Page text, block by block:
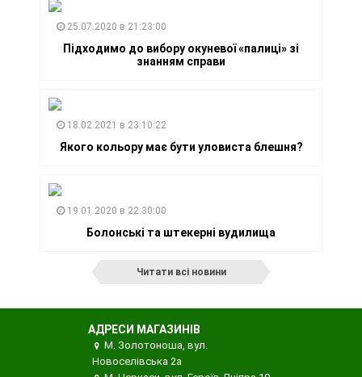
25.07.2020 в 21:23:00
Підходимо до вибору окуневої «палиці» зі
знанням справи
18.02.2021 в 23:10:22
Якого кольору має бути уловиста блешня?
19.01.2020 в 22:30:00
Болонські та штекерні вудилища
Читати всі новини
АДРЕСИ МАГАЗИНІВ
М. Золотоноша, вул.
Новоселівська 2а